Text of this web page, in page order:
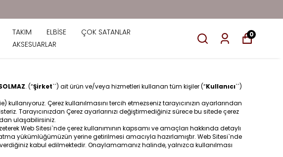
TAKIM ELBİSE
ÇOK SATANLAR
AKSESUARLAR
0
. (“Şirket``) ait ürün ve/veya hizmetleri kullanan tüm kişiler (“Kullanıcı``)
Çerez kullanılmasını tercih etmezseniz tarayıcınızın ayarlarından
Tarayıcınızdan Çerez ayarlarınızı değiştirmediğiniz sürece bu sitede çerez
ulaşabilirsiniz.
Web Sitesi`nde çerez kullanımının kapsamı ve amaçları hakkında detaylı
yükümlüğümüzün yerine getirilmesi amacıyla hazırlamıştır. Web Sitesi`nde
kabul edilmektedir. Onaylamamanız halinde, yalnızca kullanılması